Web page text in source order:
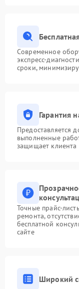
Современное
экспресс-
сроки,
Гарантия
Предоставляется
выполненные
защищает клиента
Точные прайс-
ремонта,
бесплатной
сайте
Широкий